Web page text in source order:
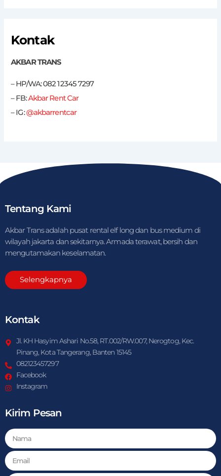
Kontak
AKBAR TRANS
– HP/WA: 082 12345 7297
– FB:Akbar Rent Car
– IG:@akbarrentcar
Tentang Kami
Akbar Trans adalah pusat rental elf long dan bus medium di
wilayah jakarta dan sekitarnya. Armada terawat, bersih dan
mengutamakan keselamatan.
Selengkapnya
Kontak
Jl. KH Hasyim Ashari No.58, RT.002/RW.007, Nerogtog, Kec.
Pinang, Kota Tangerang, Banten 15145
082123457297
Facebook
Instagram
Kirim Pesan